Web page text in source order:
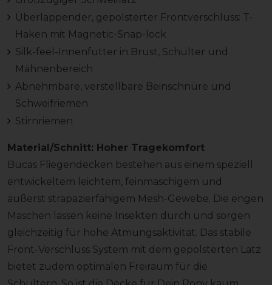
Überlappender, gepolsterter Frontverschluss: T-
Haken mit Magnetic-Snap-lock
Silk-feel-Innenfutter in Brust, Schulter und
Mähnenbereich
Abnehmbare, verstellbare Beinschnüre und
Schweifriemen
Stirnriemen
Material/Schnitt: Hoher Tragekomfort
Bucas Fliegendecken bestehen aus einem speziell
entwickeltem leichtem, feinmaschigem und
äußerst strapazierfähigem Mesh-Gewebe. Die engen
Maschen lassen keine Insekten durch und sorgen
gleichzeitig für hohe Atmungsaktivität. Das stabile
Front-Verschluss System mit dem gepolsterten Latz
bietet zudem optimalen Freiraum für die